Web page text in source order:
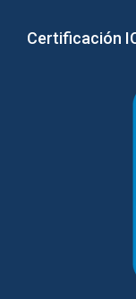
Certificación